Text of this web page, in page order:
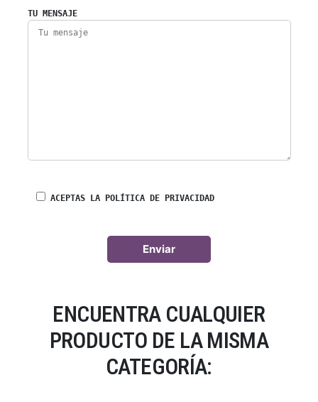
TU MENSAJE
ACEPTAS LA POLÍTICA DE PRIVACIDAD
ENCUENTRA CUALQUIER
PRODUCTO DE LA MISMA
CATEGORÍA: